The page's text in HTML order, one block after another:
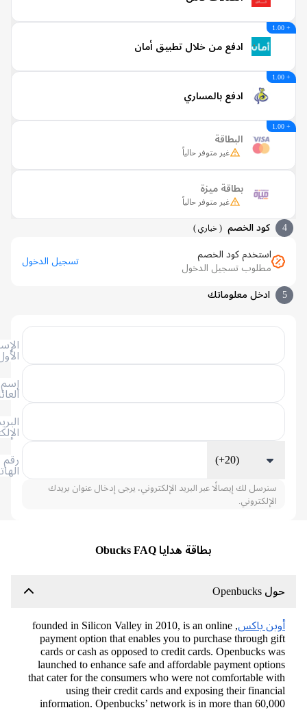
ادفع من خلال تطبيق أمان
ادفع بالمساري
البطاقة
غير متوفر حالياً
بطاقة ميزة
غير متوفر حالياً
كود الخصم (خياري )
استخدم كود الخصم
مطلوب تسجيل الدخول
تسجيل الدخول
ادخل معلوماتك
العائلة
الإلكتروني
الهاتف
سنرسل لك إيصالًا عبر البريد الإلكتروني، يرجى إدخال عنوان بريدك
الإلكتروني.
بطاقة هدايا Obucks FAQ
باكس , founded in Silicon Valley in 2010, is an online
payment option that enables you to purchase through
cards or cash as opposed to credit cards. Openbucks
launched to enhance safe and affordable payment
that cater for the consumers who were not comfortable
using their credit cards and exposing their
information. Openbucks’ network is in more than